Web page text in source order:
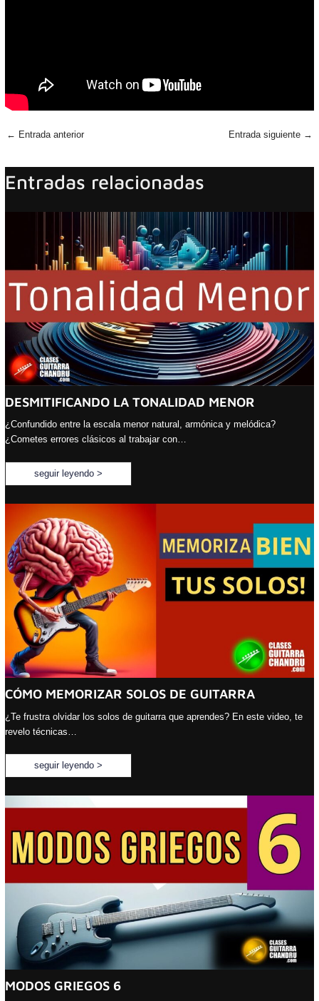
← Entrada anterior Entrada siguiente →
Entradas relacionadas
DESMITIFICANDO LA TONALIDAD MENOR
¿Confundido entre la escala menor natural, armónica y melódica?
¿Cometes errores clásicos al trabajar con…
seguir leyendo >
CÓMO MEMORIZAR SOLOS DE GUITARRA
¿Te frustra olvidar los solos de guitarra que aprendes? En este video, te
revelo técnicas…
seguir leyendo >
MODOS GRIEGOS 6